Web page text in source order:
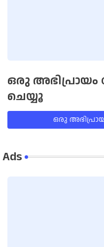
ഒരു അഭിപ്രായം
ചെയ്യൂ
ഒരു
Ads